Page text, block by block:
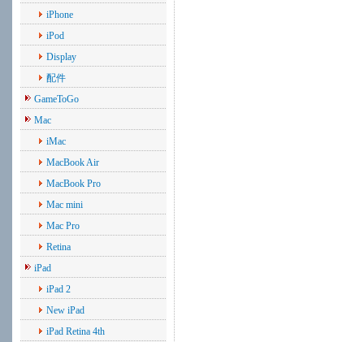
iPhone
iPod
Display
配件
GameToGo
Mac
iMac
MacBook Air
MacBook Pro
Mac mini
Mac Pro
Retina
iPad
iPad 2
New iPad
iPad Retina 4th